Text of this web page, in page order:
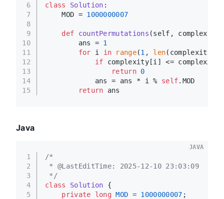
6
7
8
9
10
11
12
13
14
15
class Solution :
    MOD =
1000000007
def countPermutations (self,
        ans =
1
for i in range(1 , len(complexity)):
if complexity[i] <= complexity[
return 0
            ans = ans * i %
self.MOD
return ans
Java
1
2
3
4
5
/*
* @LastEditTime: 2025-12-10 23:03:09
*/
class
Solution {
private
long MOD = 1000000007 ;
JAVA